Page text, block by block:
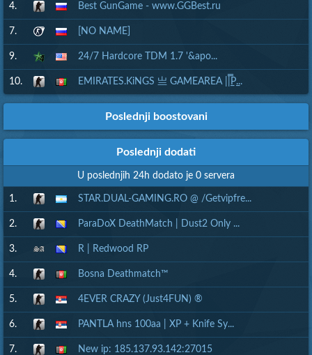
4. Best GunGame - www.GGBest.ru
7. [NO NAME]
9. 24/7 Hardcore TDM 1.7 '&apo...
10. EMIRATES.KiNGS 亗 GAMEAREA ||͇̿P͇...
Poslednji boostovani
Poslednji dodati
U poslednjih 24h dodato je 0 servera
1. STAR.DUAL-GAMING.RO @ /Getvipfre...
2. ParaDoX DeathMatch | Dust2 Only ...
3. R | Redwood RP
4. Bosna Deathmatch™
5. 4EVER CRAZY (Just4FUN) ®
6. PANTLA hns 100aa | XP + Knife Sy...
7. New ip: 185.137.93.142:27015